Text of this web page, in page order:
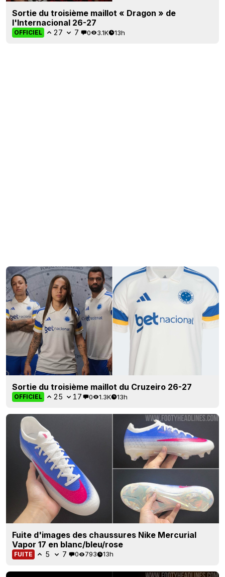
Sortie du troisième maillot « Dragon » de
l'Internacional 26-27
OFFICIEL 27 7 0 3.1K 13h
Sortie du troisième maillot du Cruzeiro 26-27
OFFICIEL 25 17 0 1.3K 13h
Fuite d'images des chaussures Nike Mercurial
Vapor 17 en blanc/bleu/rose
FUITE 5 7 0 793 13h